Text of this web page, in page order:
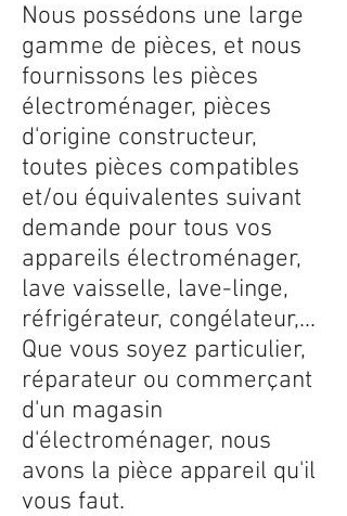
Nous possédons une large
gamme de pièces, et nous
fournissons les pièces
électroménager, pièces
d'origine constructeur,
toutes pièces compatibles
et/ou équivalentes suivant
demande pour tous vos
appareils électroménager,
lave vaisselle, lave-linge,
réfrigérateur, congélateur,...
Que vous soyez particulier,
réparateur ou commerçant
d'un magasin
d'électroménager, nous
avons la pièce appareil qu'il
vous faut.